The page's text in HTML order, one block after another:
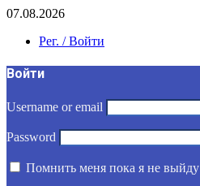
07.08.2026
Рег. / Войти
Войти
Username or email
Password
Помнить меня пока я не выйду